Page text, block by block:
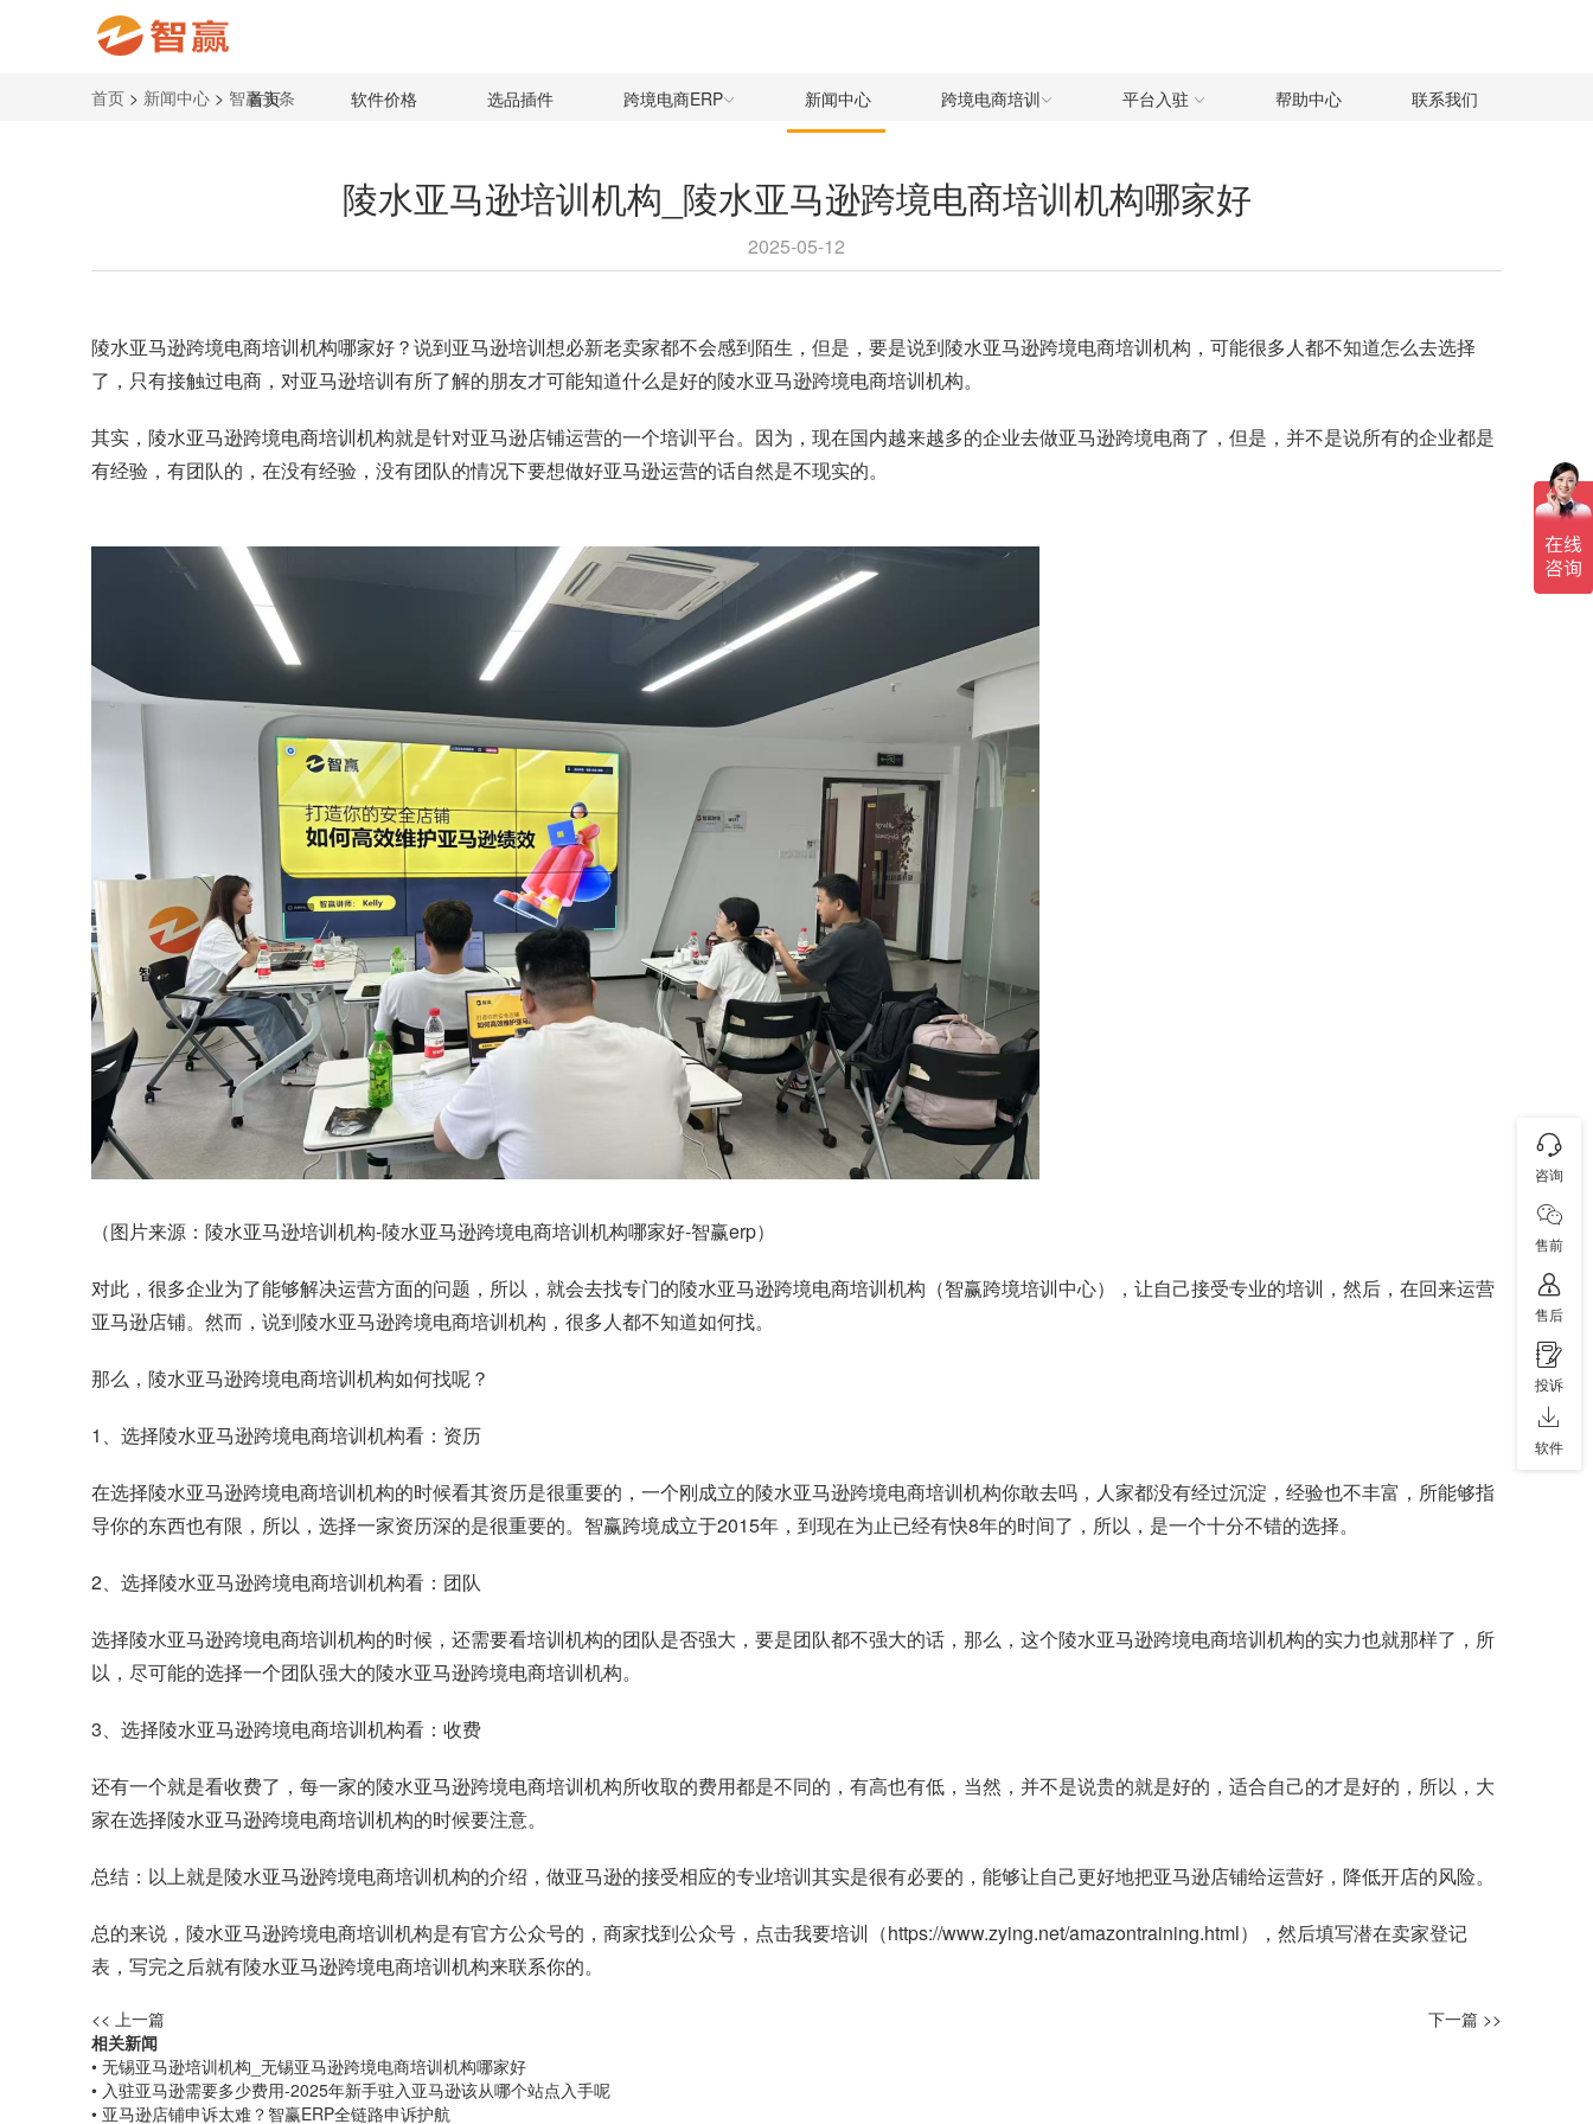
首页 软件价格 选品插件 跨境电商ERP 新闻中心 跨境电商培训 平台入驻 帮助中心 联系我们
首页 > 新闻中心 > 智赢头条
陵水亚马逊培训机构_陵水亚马逊跨境电商培训机构哪家好
2025-05-12
陵水亚马逊跨境电商培训机构哪家好？说到亚马逊培训想必新老卖家都不会感到陌生，但是，要是说到陵水亚马逊跨境电商培训机构，可能很多人都不知道怎么去选择
了，只有接触过电商，对亚马逊培训有所了解的朋友才可能知道什么是好的陵水亚马逊跨境电商培训机构。
其实，陵水亚马逊跨境电商培训机构就是针对亚马逊店铺运营的一个培训平台。因为，现在国内越来越多的企业去做亚马逊跨境电商了，但是，并不是说所有的企业都是
有经验，有团队的，在没有经验，没有团队的情况下要想做好亚马逊运营的话自然是不现实的。
（图片来源：陵水亚马逊培训机构-陵水亚马逊跨境电商培训机构哪家好-智赢erp）
对此，很多企业为了能够解决运营方面的问题，所以，就会去找专门的陵水亚马逊跨境电商培训机构（智赢跨境培训中心），让自己接受专业的培训，然后，在回来运营
亚马逊店铺。然而，说到陵水亚马逊跨境电商培训机构，很多人都不知道如何找。
那么，陵水亚马逊跨境电商培训机构如何找呢？
1、选择陵水亚马逊跨境电商培训机构看：资历
在选择陵水亚马逊跨境电商培训机构的时候看其资历是很重要的，一个刚成立的陵水亚马逊跨境电商培训机构你敢去吗，人家都没有经过沉淀，经验也不丰富，所能够指
导你的东西也有限，所以，选择一家资历深的是很重要的。智赢跨境成立于2015年，到现在为止已经有快8年的时间了，所以，是一个十分不错的选择。
2、选择陵水亚马逊跨境电商培训机构看：团队
选择陵水亚马逊跨境电商培训机构的时候，还需要看培训机构的团队是否强大，要是团队都不强大的话，那么，这个陵水亚马逊跨境电商培训机构的实力也就那样了，所
以，尽可能的选择一个团队强大的陵水亚马逊跨境电商培训机构。
3、选择陵水亚马逊跨境电商培训机构看：收费
还有一个就是看收费了，每一家的陵水亚马逊跨境电商培训机构所收取的费用都是不同的，有高也有低，当然，并不是说贵的就是好的，适合自己的才是好的，所以，大
家在选择陵水亚马逊跨境电商培训机构的时候要注意。
总结：以上就是陵水亚马逊跨境电商培训机构的介绍，做亚马逊的接受相应的专业培训其实是很有必要的，能够让自己更好地把亚马逊店铺给运营好，降低开店的风险。
总的来说，陵水亚马逊跨境电商培训机构是有官方公众号的，商家找到公众号，点击我要培训（https://www.zying.net/amazontraining.html），然后填写潜在卖家登记
表，写完之后就有陵水亚马逊跨境电商培训机构来联系你的。
<< 上一篇
下一篇 >>
相关新闻
• 无锡亚马逊培训机构_无锡亚马逊跨境电商培训机构哪家好
• 入驻亚马逊需要多少费用-2025年新手驻入亚马逊该从哪个站点入手呢
• 亚马逊店铺申诉太难？智赢ERP全链路申诉护航
咨询
售前
售后
投诉
软件